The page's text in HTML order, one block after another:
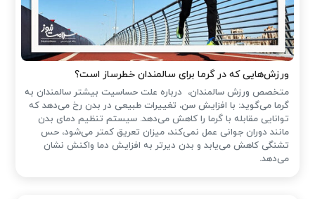
ورزش‌هایی که در گرما برای سالمندان خطرساز است؟
متخصص ورزش سالمندان، درباره علت حساسیت بیشتر سالمندان به
گرما می‌گوید: با افزایش سن، تغییرات طبیعی در بدن رخ می‌دهد که
توانایی مقابله با گرما را کاهش می‌دهد. سیستم تنظیم دمای بدن
مانند دوران جوانی عمل نمی‌کند، میزان تعریق کمتر می‌شود، حس
تشنگی کاهش می‌یابد و بدن دیرتر به افزایش دما واکنش نشان
می‌دهد.